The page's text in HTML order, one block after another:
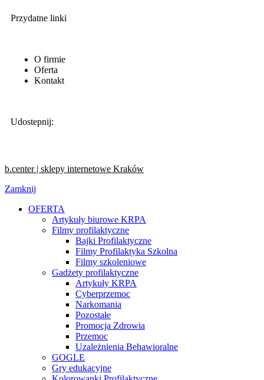
Przydatne linki
O firmie
Oferta
Kontakt
Udostepnij:
b.center | sklepy internetowe Kraków
Zamknij
OFERTA
Artykuły biurowe KRPA
Filmy profilaktyczne
Bajki Profilaktyczne
Filmy Profilaktyka Szkolna
Filmy szkoleniowe
Gadżety profilaktyczne
Artykuły KRPA
Cyberprzemoc
Narkomania
Pozostałe
Promocja Zdrowia
Przemoc
Uzależnienia Behawioralne
GOGLE
Gry edukacyjne